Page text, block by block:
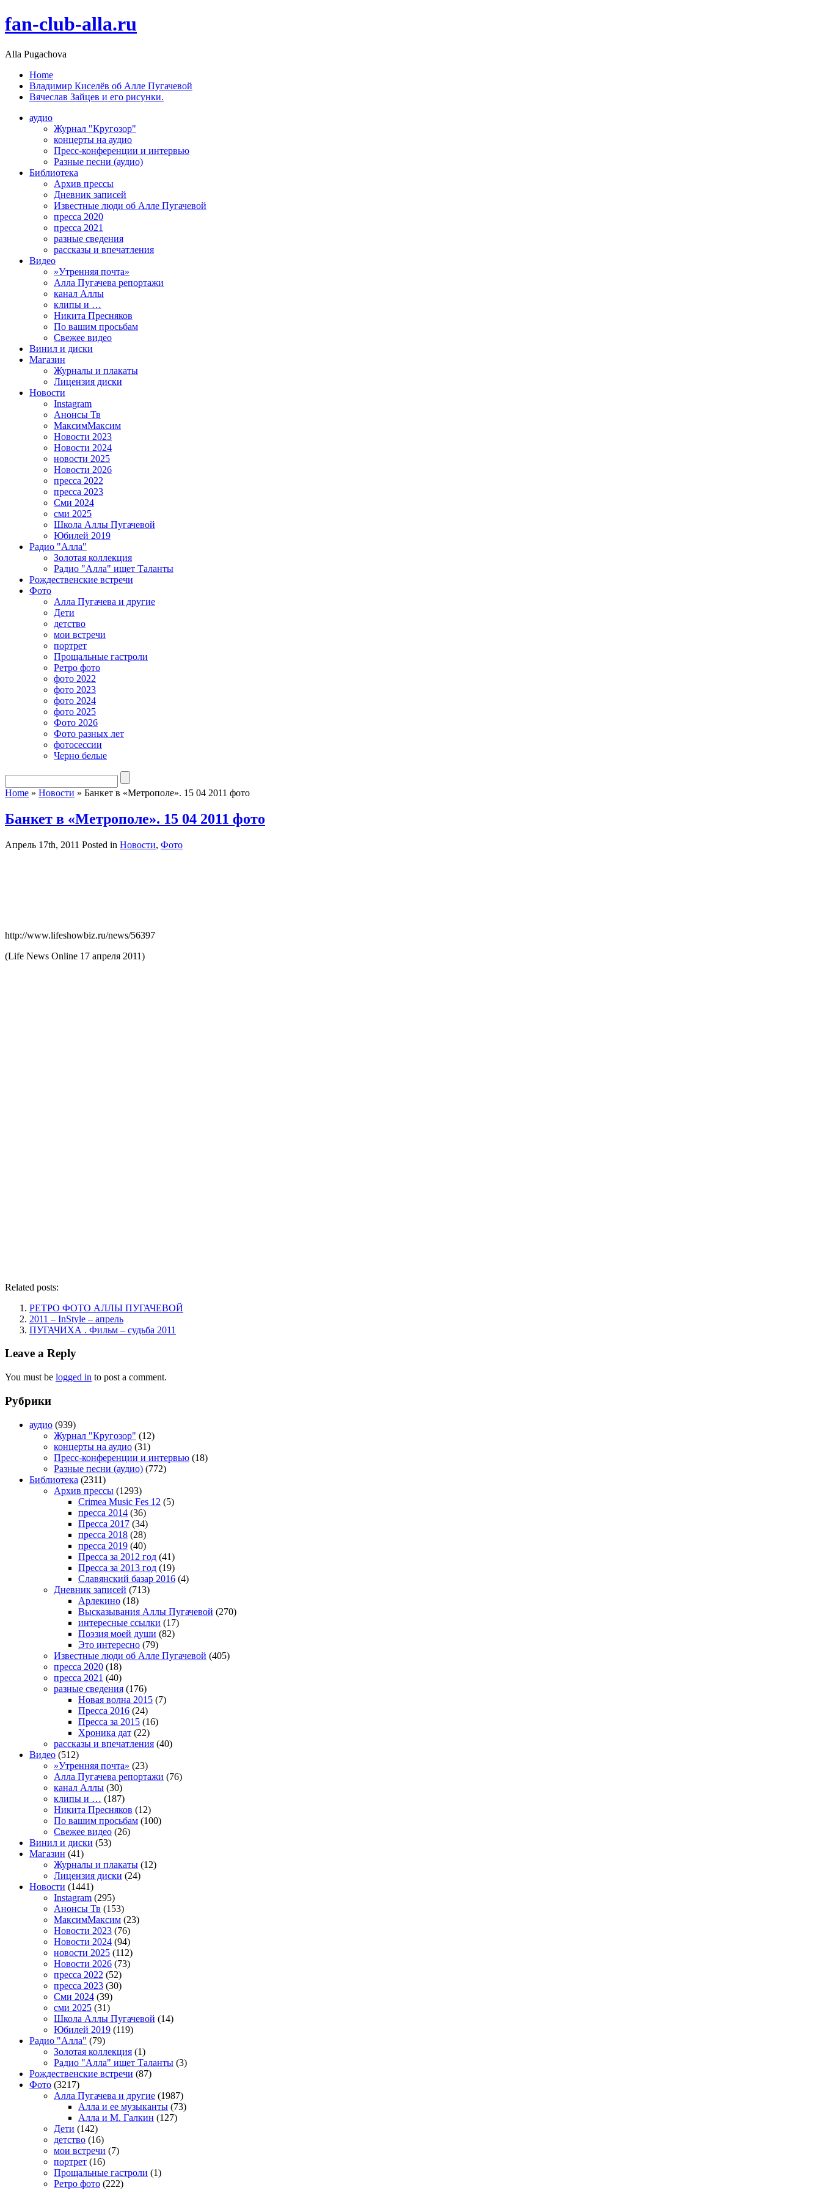
fan-club-alla.ru
Alla Pugachova
Home
Владимир Киселёв об Алле Пугачевой
Вячеслав Зайцев и его рисунки.
аудио
Журнал "Кругозор"
концерты на аудио
Пресс-конференции и интервью
Разные песни (аудио)
Библиотека
Архив прессы
Дневник записей
Известные люди об Алле Пугачевой
пресса 2020
пресса 2021
разные сведения
рассказы и впечатления
Видео
»Утренняя почта»
Алла Пугачева репортажи
канал Аллы
клипы и …
Никита Пресняков
По вашим просьбам
Свежее видео
Винил и диски
Магазин
Журналы и плакаты
Лицензия диски
Новости
Instagram
Анонсы Тв
МаксимМаксим
Новости 2023
Новости 2024
новости 2025
Новости 2026
пресса 2022
пресса 2023
Сми 2024
сми 2025
Школа Аллы Пугачевой
Юбилей 2019
Радио "Алла"
Золотая коллекция
Радио "Алла" ищет Таланты
Рождественские встречи
Фото
Алла Пугачева и другие
Дети
детство
мои встречи
портрет
Прощальные гастроли
Ретро фото
фото 2022
фото 2023
фото 2024
фото 2025
Фото 2026
Фото разных лет
фотосессии
Черно белые
Home » Новости » Банкет в «Метрополе». 15 04 2011 фото
Банкет в «Метрополе». 15 04 2011 фото
Апрель 17th, 2011 Posted in Новости, Фото
http://www.lifeshowbiz.ru/news/56397
(Life News Online 17 апреля 2011)
Related posts:
РЕТРО ФОТО АЛЛЫ ПУГАЧЕВОЙ
2011 – InStyle – апрель
ПУГАЧИХА . Фильм – судьба 2011
Leave a Reply
You must be logged in to post a comment.
Рубрики
аудио (939)
Журнал "Кругозор" (12)
концерты на аудио (31)
Пресс-конференции и интервью (18)
Разные песни (аудио) (772)
Библиотека (2311)
Архив прессы (1293)
Crimea Music Fes 12 (5)
пресса 2014 (36)
Пресса 2017 (34)
пресса 2018 (28)
пресса 2019 (40)
Пресса за 2012 год (41)
Пресса за 2013 год (19)
Славянский базар 2016 (4)
Дневник записей (713)
Арлекино (18)
Высказывания Аллы Пугачевой (270)
интересные ссылки (17)
Поэзия моей души (82)
Это интересно (79)
Известные люди об Алле Пугачевой (405)
пресса 2020 (18)
пресса 2021 (40)
разные сведения (176)
Новая волна 2015 (7)
Пресса 2016 (24)
Пресса за 2015 (16)
Хроника дат (22)
рассказы и впечатления (40)
Видео (512)
»Утренняя почта» (23)
Алла Пугачева репортажи (76)
канал Аллы (30)
клипы и … (187)
Никита Пресняков (12)
По вашим просьбам (100)
Свежее видео (26)
Винил и диски (53)
Магазин (41)
Журналы и плакаты (12)
Лицензия диски (24)
Новости (1441)
Instagram (295)
Анонсы Тв (153)
МаксимМаксим (23)
Новости 2023 (76)
Новости 2024 (94)
новости 2025 (112)
Новости 2026 (73)
пресса 2022 (52)
пресса 2023 (30)
Сми 2024 (39)
сми 2025 (31)
Школа Аллы Пугачевой (14)
Юбилей 2019 (119)
Радио "Алла" (79)
Золотая коллекция (1)
Радио "Алла" ищет Таланты (3)
Рождественские встречи (87)
Фото (3217)
Алла Пугачева и другие (1987)
Алла и ее музыканты (73)
Алла и М. Галкин (127)
Дети (142)
детство (16)
мои встречи (7)
портрет (16)
Прощальные гастроли (1)
Ретро фото (222)